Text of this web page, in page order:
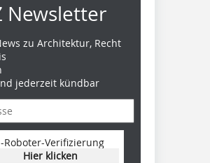
Newsletter
zu Architektur, Recht
jederzeit kündbar
Roboter-Verifizierung
Hier klicken